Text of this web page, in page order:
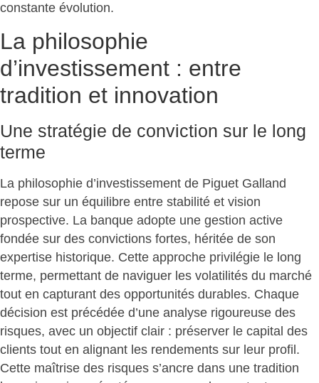
constante évolution.
La philosophie
d’investissement : entre
tradition et innovation
Une stratégie de conviction sur le long
terme
La philosophie d’investissement de Piguet Galland
repose sur un équilibre entre stabilité et vision
prospective. La banque adopte une gestion active
fondée sur des convictions fortes, héritée de son
expertise historique. Cette approche privilégie le long
terme, permettant de naviguer les volatilités du marché
tout en capturant des opportunités durables. Chaque
décision est précédée d’une analyse rigoureuse des
risques, avec un objectif clair : préserver le capital des
clients tout en alignant les rendements sur leur profil.
Cette maîtrise des risques s’ancre dans une tradition